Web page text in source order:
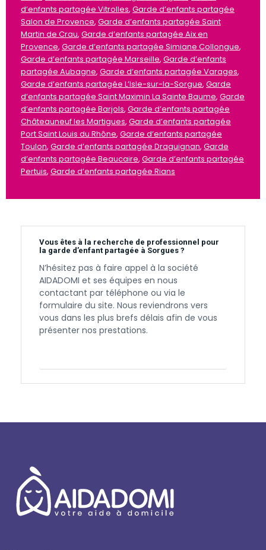
d’enfants partagée Vitrolles, Garde d’enfants partagée
Salon de Provence, Garde d’enfants partagée Saint
Martin de Crau, Garde d’enfants partagée Aix en
Provence, Garde d’enfants partagée Simiane Collongue,
Garde d’enfants partagée Marseille, Garde d’enfants
partagée Aubagne, Garde d’enfants partagée Varages,
Garde d’enfants partagée L’Isle-sur-la-Sorgue, Garde
d’enfants partagée Saint Maximin La Sainte Baume, Garde
d’enfants partagée Barjols, Garde d’enfants partagée
Châteauneuf les Martigues, Garde d’enfants partagée
Port Saint Louis du Rhône, Garde d’enfants partagée
Toulon, Garde d’enfants partagée Draguignan, Garde
d’enfants partagée Beaucaire, Garde d’enfants partagée
Pertuis, Garde d’enfants partagée Rians
Vous êtes à la recherche de professionnel pour
la garde d’enfant partagée à Sorgues ?
N’hésitez pas à faire appel à la société
AIDADOMI et ses équipes en nous
contactant par téléphone ou via le
formulaire du site. Nous reviendrons vers
vous dans les plus brefs délais afin de vous
présenter nos prestations.